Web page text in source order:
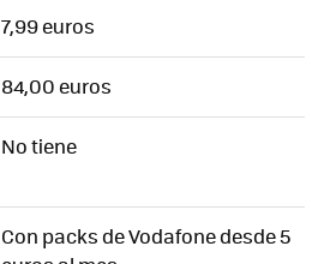
7,99 euros
84,00 euros
No tiene
Con packs de Vodafone desde 5